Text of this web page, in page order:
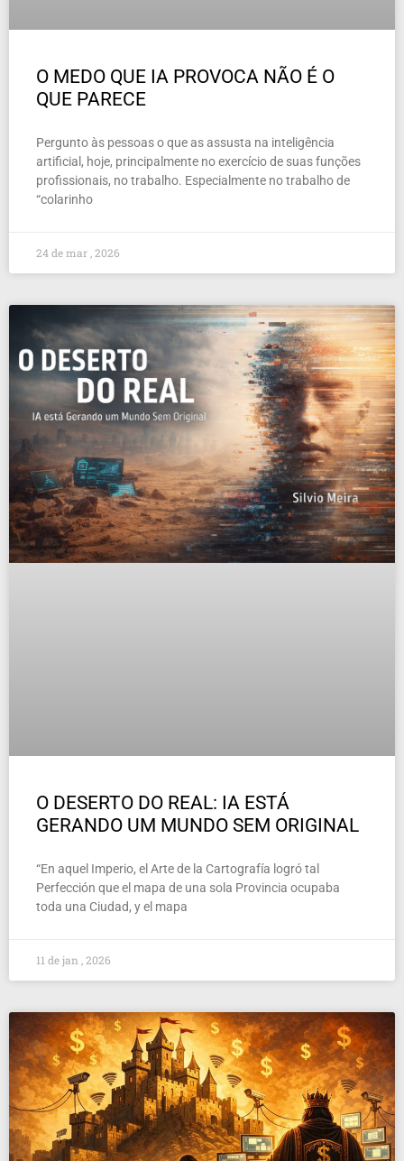
O MEDO QUE IA PROVOCA NÃO É O
QUE PARECE
Pergunto às pessoas o que as assusta na inteligência
artificial, hoje, principalmente no exercício de suas funções
profissionais, no trabalho. Especialmente no trabalho de
“colarinho
24 de mar , 2026
O DESERTO DO REAL: IA ESTÁ
GERANDO UM MUNDO SEM ORIGINAL
“En aquel Imperio, el Arte de la Cartografía logró tal
Perfección que el mapa de una sola Provincia ocupaba
toda una Ciudad, y el mapa
11 de jan , 2026